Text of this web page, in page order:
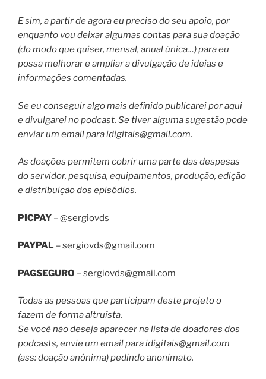
E sim, a partir de agora eu preciso do seu apoio, por
enquanto vou deixar algumas contas para sua doação
(do modo que quiser, mensal, anual única…) para eu
possa melhorar e ampliar a divulgação de ideias e
informações comentadas.
Se eu conseguir algo mais definido publicarei por aqui
e divulgarei no podcast. Se tiver alguma sugestão pode
enviar um email paraidigitais@gmail.com.
As doações permitem cobrir uma parte das despesas
do servidor, pesquisa, equipamentos, produção, edição
e distribuição dos episódios.
PICPAY – @sergiovds
PAYPAL –sergiovds@gmail.com
PAGSEGURO –sergiovds@gmail.com
Todas as pessoas que participam deste projeto o
fazem de forma altruísta.
Se você não deseja aparecer na lista de doadores dos
podcasts, envie um email paraidigitais@gmail.com
(ass: doação anônima) pedindo anonimato.